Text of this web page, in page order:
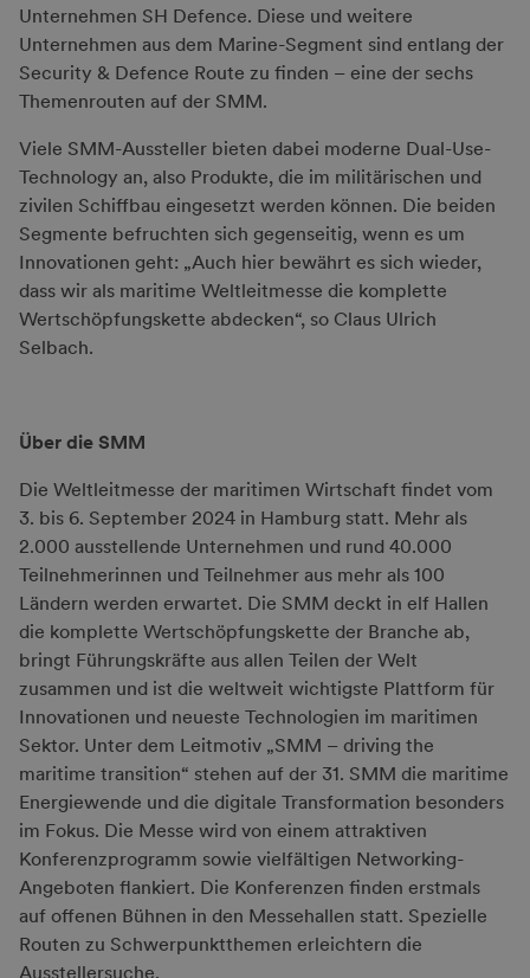
Unternehmen SH Defence. Diese und weitere
Unternehmen aus dem Marine-Segment sind entlang der
Security & Defence Route zu finden – eine der sechs
Themenrouten auf der SMM.
Viele SMM-Aussteller bieten dabei moderne Dual-Use-
Technology an, also Produkte, die im militärischen und
zivilen Schiffbau eingesetzt werden können. Die beiden
Segmente befruchten sich gegenseitig, wenn es um
Innovationen geht: „Auch hier bewährt es sich wieder,
dass wir als maritime Weltleitmesse die komplette
Wertschöpfungskette abdecken“, so Claus Ulrich
Selbach.
Über die SMM
Die Weltleitmesse der maritimen Wirtschaft findet vom
3. bis 6. September 2024 in Hamburg statt. Mehr als
2.000 ausstellende Unternehmen und rund 40.000
Teilnehmerinnen und Teilnehmer aus mehr als 100
Ländern werden erwartet. Die SMM deckt in elf Hallen
die komplette Wertschöpfungskette der Branche ab,
bringt Führungskräfte aus allen Teilen der Welt
zusammen und ist die weltweit wichtigste Plattform für
Innovationen und neueste Technologien im maritimen
Sektor. Unter dem Leitmotiv „SMM – driving the
maritime transition“ stehen auf der 31. SMM die maritime
Energiewende und die digitale Transformation besonders
im Fokus. Die Messe wird von einem attraktiven
Konferenzprogramm sowie vielfältigen Networking-
Angeboten flankiert. Die Konferenzen finden erstmals
auf offenen Bühnen in den Messehallen statt. Spezielle
Routen zu Schwerpunktthemen erleichtern die
Ausstellersuche.